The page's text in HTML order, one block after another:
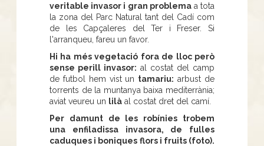
veritable invasor i gran problemaa tota
la zona del Parc Natural tant del Cadí com
de les Capçaleres del Ter i Freser. Si
l'arranqueu, fareu un favor.
Hi ha més vegetació fora de lloc però
sense perill invasor: al costat del camp
de futbol hem vist un tamariu: arbust de
torrents de la muntanya baixa mediterrània;
aviat veureu un lilà al costat dret del camí.
Per damunt de les robínies trobem
una enfiladissa invasora, de fulles
caduques i boniques flors i fruits (foto).